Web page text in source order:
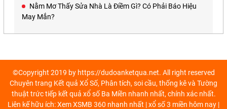
Nằm Mơ Thấy Sửa Nhà Là Điềm Gì? Có Phải Báo Hiệu
May Mắn?
©Copyright 2019 by https://dudoanketqua.net. All right reserved
Chuyên trang Kết quả Xổ Số, Phân tích, soi cầu, thống kê và Tường
thuật trức tiếp kết quả xổ số Ba Miền nhanh nhất, chính xác nhất.
Liên kế hữu ích: XemXSMB 360 nhanh nhất |xổ số 3 miền hôm nay |